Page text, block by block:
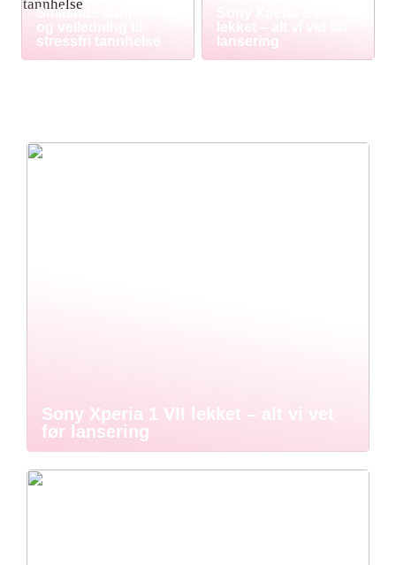
Smilende sunnhet
og veiledning til
stressfri tannhelse
lekket – alt vi vet før
lansering
Sony Xperia 1 VII lekket – alt vi vet
før lansering